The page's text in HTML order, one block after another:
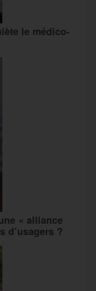
le médico-
« alliance
d’usagers ?